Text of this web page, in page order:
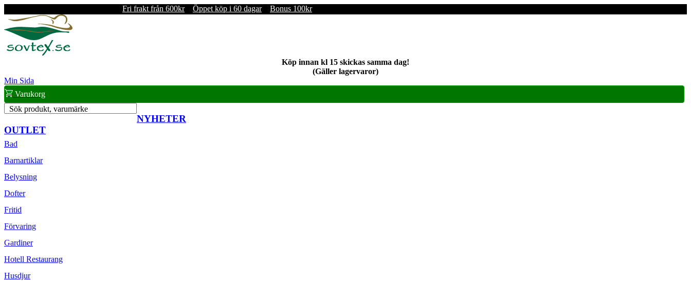
Fri frakt från 600kr Öppet köp i 60 dagar Bonus 100kr
Köp innan kl 15 skickas samma dag!
(Gäller lagervaror)
Min Sida
Varukorg
Sök produkt, varumärke
NYHETER
OUTLET
Bad
Barnartiklar
Belysning
Dofter
Fritid
Förvaring
Gardiner
Hotell Restaurang
Husdjur